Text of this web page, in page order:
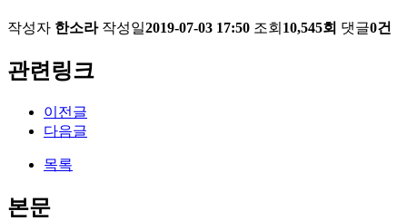
작성자 한소라 작성일2019-07-03 17:50 조회 10,545회 댓글0건
관련링크
이전글
다음글
목록
본문